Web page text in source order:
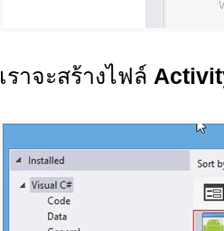
เราจะสร้างไฟล์